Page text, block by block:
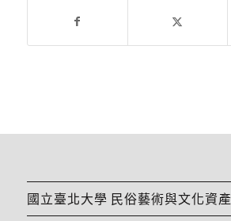
國立臺北大學 民俗藝術與文化資